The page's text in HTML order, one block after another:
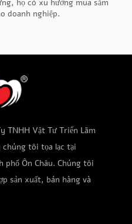
họ có xu hướng mua sắm
doanh nghiệp.
TNHH Vật Tư Triển Lãm
chúng tôi tọa lạc tại
phố Ôn Châu. Chúng tôi
sản xuất, bán hàng và